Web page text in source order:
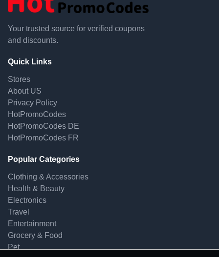
Your trusted source for verified coupons
and discounts.
Quick Links
Stores
About US
Privacy Policy
HotPromoCodes
HotPromoCodes DE
HotPromoCodes FR
Popular Categories
Clothing & Accessories
Health & Beauty
Electronics
Travel
Entertainment
Grocery & Food
Pet